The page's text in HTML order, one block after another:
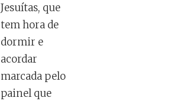
Jesuítas, que
tem hora de
dormir e
acordar
marcada pelo
painel que